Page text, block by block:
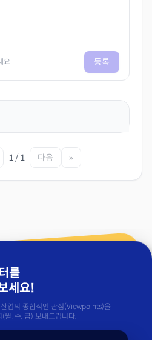
요 등록
1 / 1 다음 »
를
세요!
업의 종합적인 관점(Viewpoints)을
월, 수, 금) 보내드립니다.